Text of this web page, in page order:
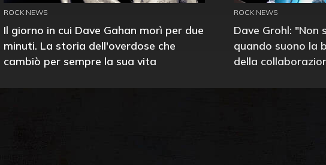
ROCK NEWS
Il giorno in cui Dave Gahan morì per due
minuti. La storia dell'overdose che
cambiò per sempre la sua vita
ROCK NEWS
Dave Grohl:
quando suono la
della